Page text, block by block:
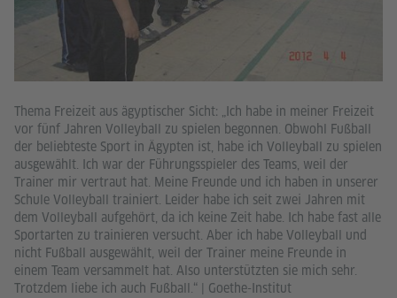
Thema Freizeit aus ägyptischer Sicht: „Ich habe in meiner Freizeit
vor fünf Jahren Volleyball zu spielen begonnen. Obwohl Fußball
der beliebteste Sport in Ägypten ist, habe ich Volleyball zu spielen
ausgewählt. Ich war der Führungsspieler des Teams, weil der
Trainer mir vertraut hat. Meine Freunde und ich haben in unserer
Schule Volleyball trainiert. Leider habe ich seit zwei Jahren mit
dem Volleyball aufgehört, da ich keine Zeit habe. Ich habe fast alle
Sportarten zu trainieren versucht. Aber ich habe Volleyball und
nicht Fußball ausgewählt, weil der Trainer meine Freunde in
einem Team versammelt hat. Also unterstützten sie mich sehr.
Trotzdem liebe ich auch Fußball.“ | Goethe-Institut